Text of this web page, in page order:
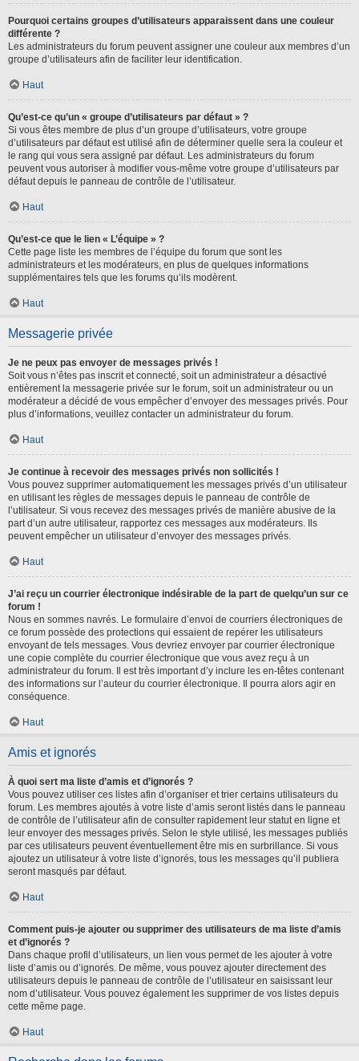
Pourquoi certains groupes d’utilisateurs apparaissent dans une couleur
différente ?
Les administrateurs du forum peuvent assigner une couleur aux membres d’un
groupe d’utilisateurs afin de faciliter leur identification.
Haut
Qu’est-ce qu’un « groupe d’utilisateurs par défaut » ?
Si vous êtes membre de plus d’un groupe d’utilisateurs, votre groupe
d’utilisateurs par défaut est utilisé afin de déterminer quelle sera la couleur et
le rang qui vous sera assigné par défaut. Les administrateurs du forum
peuvent vous autoriser à modifier vous-même votre groupe d’utilisateurs par
défaut depuis le panneau de contrôle de l’utilisateur.
Haut
Qu’est-ce que le lien « L’équipe » ?
Cette page liste les membres de l’équipe du forum que sont les
administrateurs et les modérateurs, en plus de quelques informations
supplémentaires tels que les forums qu’ils modèrent.
Haut
Messagerie privée
Je ne peux pas envoyer de messages privés !
Soit vous n’êtes pas inscrit et connecté, soit un administrateur a désactivé
entièrement la messagerie privée sur le forum, soit un administrateur ou un
modérateur a décidé de vous empêcher d’envoyer des messages privés. Pour
plus d’informations, veuillez contacter un administrateur du forum.
Haut
Je continue à recevoir des messages privés non sollicités !
Vous pouvez supprimer automatiquement les messages privés d’un utilisateur
en utilisant les règles de messages depuis le panneau de contrôle de
l’utilisateur. Si vous recevez des messages privés de manière abusive de la
part d’un autre utilisateur, rapportez ces messages aux modérateurs. Ils
peuvent empêcher un utilisateur d’envoyer des messages privés.
Haut
J’ai reçu un courrier électronique indésirable de la part de quelqu’un sur ce
forum !
Nous en sommes navrés. Le formulaire d’envoi de courriers électroniques de
ce forum possède des protections qui essaient de repérer les utilisateurs
envoyant de tels messages. Vous devriez envoyer par courrier électronique
une copie complète du courrier électronique que vous avez reçu à un
administrateur du forum. Il est très important d’y inclure les en-têtes contenant
des informations sur l’auteur du courrier électronique. Il pourra alors agir en
conséquence.
Haut
Amis et ignorés
À quoi sert ma liste d’amis et d’ignorés ?
Vous pouvez utiliser ces listes afin d’organiser et trier certains utilisateurs du
forum. Les membres ajoutés à votre liste d’amis seront listés dans le panneau
de contrôle de l’utilisateur afin de consulter rapidement leur statut en ligne et
leur envoyer des messages privés. Selon le style utilisé, les messages publiés
par ces utilisateurs peuvent éventuellement être mis en surbrillance. Si vous
ajoutez un utilisateur à votre liste d’ignorés, tous les messages qu’il publiera
seront masqués par défaut.
Haut
Comment puis-je ajouter ou supprimer des utilisateurs de ma liste d’amis
et d’ignorés ?
Dans chaque profil d’utilisateurs, un lien vous permet de les ajouter à votre
liste d’amis ou d’ignorés. De même, vous pouvez ajouter directement des
utilisateurs depuis le panneau de contrôle de l’utilisateur en saisissant leur
nom d’utilisateur. Vous pouvez également les supprimer de vos listes depuis
cette même page.
Haut